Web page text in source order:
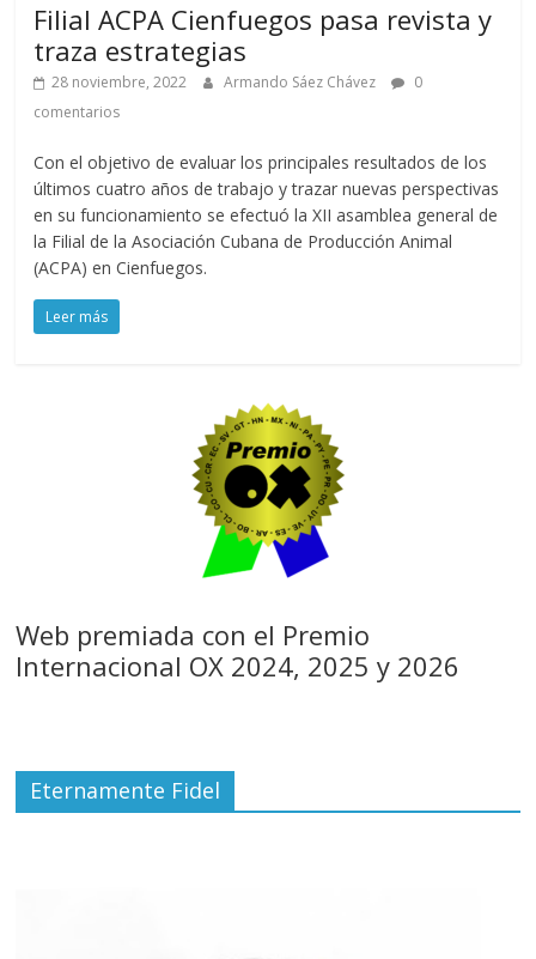
Filial ACPA Cienfuegos pasa revista y
traza estrategias
28 noviembre, 2022 Armando Sáez Chávez
0
comentarios
Con el objetivo de evaluar los principales resultados de los
últimos cuatro años de trabajo y trazar nuevas perspectivas
en su funcionamiento se efectuó la XII asamblea general de
la Filial de la Asociación Cubana de Producción Animal
(ACPA) en Cienfuegos.
Leer más
Web premiada con el Premio
Internacional OX 2024, 2025 y 2026
Eternamente Fidel